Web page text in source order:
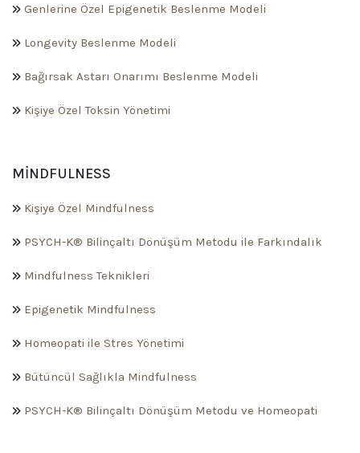
Genlerine Özel Epigenetik Beslenme Modeli
Longevity Beslenme Modeli
Bağırsak Astarı Onarımı Beslenme Modeli
Kişiye Özel Toksin Yönetimi
MINDFULNESS
Kişiye Özel Mindfulness
PSYCH-K® Bilinçaltı Dönüşüm Metodu ile Farkındalık
Mindfulness Teknikleri
Epigenetik Mindfulness
Homeopati ile Stres Yönetimi
Bütüncül Sağlıkla Mindfulness
PSYCH-K® Bilinçaltı Dönüşüm Metodu ve Homeopati